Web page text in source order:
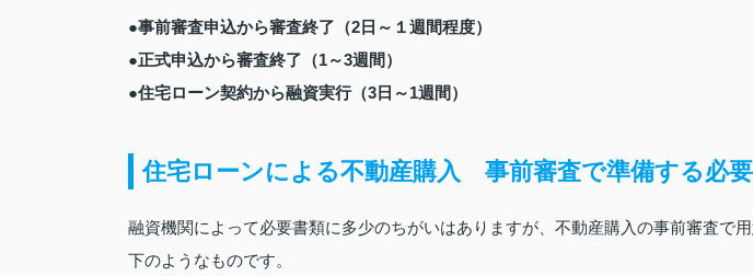
●事前審査申込から審査終了（2日～１週間程度）
●正式申込から審査終了（1～3週間）
●住宅ローン契約から融資実行（3日～1週間）
住宅ローンによる不動産購入 事前審査で準備する必
融資機関によって必要書類に多少のちがいはありますが、不動産購入の事前審査で
下のようなものです。